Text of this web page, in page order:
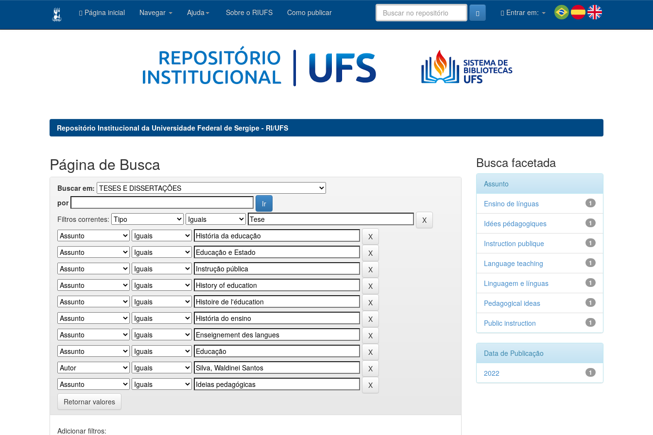
Página inicial Navegar Ajuda Sobre o RIUFS Como publicar Entrar em:
Repositório Institucional da Universidade Federal de Sergipe - RI/UFS
Página de Busca
Buscar em:
por
Filtros correntes:
Retornar valores
Adicionar filtros:
Busca facetada
Assunto
1
Ensino de línguas
1
Idées pédagogiques
1
Instruction publique
1
Language teaching
1
Linguagem e línguas
1
Pedagogical ideas
1
Public instruction
Data de Publicação
1
2022